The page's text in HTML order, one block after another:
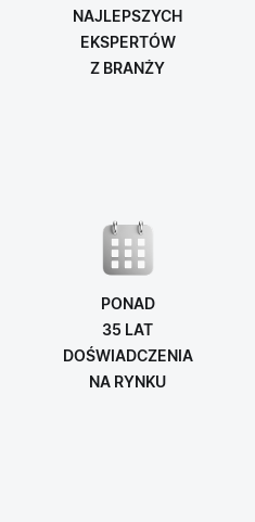
NAJLEPSZYCH
EKSPERTÓW
Z BRANŻY
PONAD
35 LAT
DOŚWIADCZENIA
NA RYNKU